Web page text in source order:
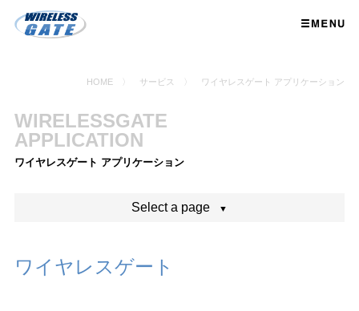
HOME サービス 〉 ワイヤレスゲート アプリケーション
WIRELESSGATE
APPLICATION
ワイヤレスゲート アプリケーション
Select a page
ワイヤレスゲート